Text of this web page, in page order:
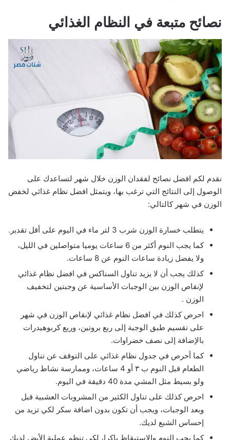
نصائح متبعة في النظام الغذائي
نقدم لكم افضل نصائح لفقدان الوزن خلال شهر لتساعدك على
الوصول إلى النتائج التي ترغب بها، ويتمثل افضل نظام غذائي لخفض
الوزن في شهر كالتالي:
يتطلب خسارة الوزن شرب 3 لتر ماء في اليوم على أقل تقدير.
كما يجب النوم أكثر من 6 ساعات يوميا متواصلين في الليل،
ولا يفضل زيادة ساعات النوم عن 8 ساعات.
كذلك يجب أن لا يزيد تناول السناكس في افضل نظام غذائي
لإنقاص الوزن بين الوجبات الأساسية عن وجبتين لتخفيف
الوزن .
احرص كذلك في افضل نظام غذائي لإنقاص الوزن في شهر
على تقسيم طبق الوجبة إلى ربع بروتين، وربع كربوهيدرات
بالإضافة إلى نصف خضراوات.
كما أحرص في جدول نظام غذائي على التوقف عن تناول
الطعام قبل النوم ب ٣ أو 4 ساعات، وممارسة نشاط رياضي
ولو بسيط مثل المشي مدة 40 دقيقة في اليوم.
احرص كذلك على تناول الكثير من المشروبات العشبية قبل
وبعد الوجبات، ويجب أن تكون بدون اضافة سكر لكي تزيد من
إحساس الشبع لديك.
كما يجب النوم والاستيقاظ باكرا، لكي تنظم عملية الأيض لديك